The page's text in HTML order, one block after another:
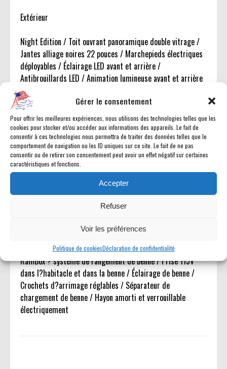
Gérer le consentement
Pour offrir les meilleures expériences, nous utilisons des technologies telles que les
cookies pour stocker et/ou accéder aux informations des appareils. Le fait de
consentir à ces technologies nous permettra de traiter des données telles que le
comportement de navigation ou les ID uniques sur ce site. Le fait de ne pas
consentir ou de retirer son consentement peut avoir un effet négatif sur certaines
caractéristiques et fonctions.
Accepter
Refuser
Voir les préférences
Politique de cookiesDéclaration de confidentialité
Extérieur
Night Edition / Toit ouvrant panoramique double vitrage /
Jantes alliage noires 22 pouces / Marchepieds électriques
déployables / Éclairage LED avant et arrière /
Antibrouillards LED / Animation lumineuse avant et arrière
/ Vitres arrière surteintées / Capot sport / Pare-chocs
couleur carrosserie / Calandre noire / Monogrammes noirs
/ Rétroviseurs noirs / Marche pied de benne
Mécanique & performances
Moteur V8 HEMI 5.7L eTorque / Boîte automatique 8
rapports / Transmission 4x4 avec boîte de transfert à
commande électronique / Différentiel arrière autobloquant
/ Suspension pneumatique à quatre roues / Modes de
conduite configurables / Réservoir de 143 L
RamBox ? système de rangement de benne / Prise 115V
dans l?habitacle et dans la benne / Éclairage de benne /
Crochets d?arrimage réglables / Séparateur de
chargement de benne / Hayon amorti et verrouillable
électriquement